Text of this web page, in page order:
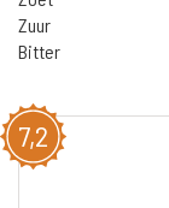
Zuur
Bitter
7,2